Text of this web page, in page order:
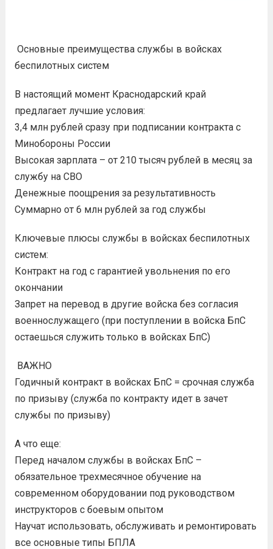
️ Основные преимущества службы в войсках
беспилотных систем
В настоящий момент Краснодарский край
предлагает лучшие условия:
3,4 млн рублей сразу при подписании контракта с
Минобороны России
Высокая зарплата – от 210 тысяч рублей в месяц за
службу на СВО
Денежные поощрения за результативность
Суммарно от 6 млн рублей за год службы
Ключевые плюсы службы в войсках беспилотных
систем:
Контракт на год с гарантией увольнения по его
окончании
Запрет на перевод в другие войска без согласия
военнослужащего (при поступлении в войска БпС
остаешься служить только в войсках БпС)
️ ВАЖНО
Годичный контракт в войсках БпС = срочная служба
по призыву (служба по контракту идет в зачет
службы по призыву)
А что еще:
Перед началом службы в войсках БпС –
обязательное трехмесячное обучение на
современном оборудовании под руководством
инструкторов с боевым опытом
Научат использовать, обслуживать и ремонтировать
все основные типы БПЛА